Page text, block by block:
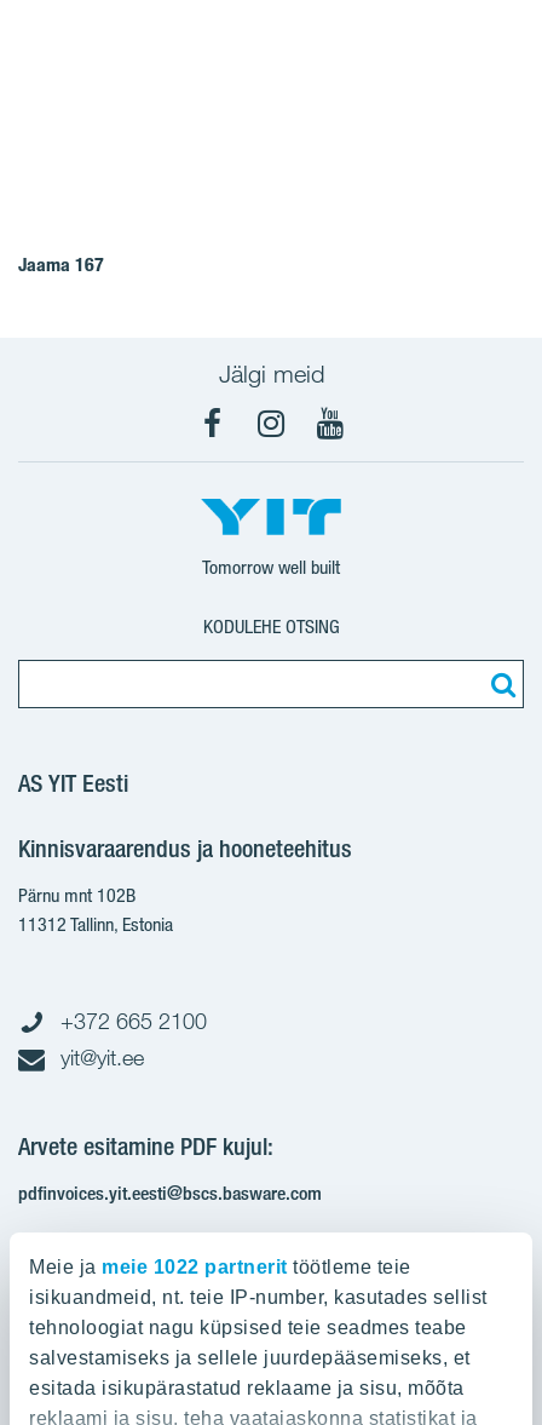
Meie ja meie 1022 partnerit töötleme teie
isikuandmeid, nt. teie IP-number, kasutades sellist
tehnoloogiat nagu küpsised teie seadmes teabe
salvestamiseks ja sellele juurdepääsemiseks, et
esitada isikupärastatud reklaame ja sisu, mõõta
reklaami ja sisu, teha vaatajaskonna statistikat ja
Jaama 167
Jälgi meid
FacebookInstagram
YouTube
Tomorrow well built
KODULEHE OTSING
AS YIT Eesti
Kinnisvaraarendus ja hooneteehitus
Pärnu mnt 102B
11312 Tallinn, Estonia
+372 665 2100
yit@yit.ee
Arvete esitamine PDF kujul:
pdfinvoices.yit.eesti@bscs.basware.com
KMKR: EE100210897
Ettevõttest